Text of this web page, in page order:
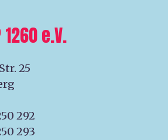
e.V.
25
292
293